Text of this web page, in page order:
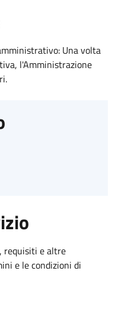
Una volta
l'Amministrazione
requisiti e altre
e le condizioni di